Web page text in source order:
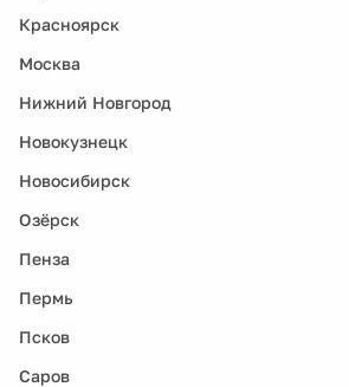
Красноярск
Москва
Нижний Новгород
Новокузнецк
Новосибирск
Озёрск
Пенза
Пермь
Псков
Саров